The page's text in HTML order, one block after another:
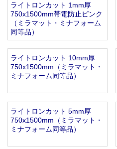
お知らせ
2025.12.11
年末年始休業のお知らせ...
お知らせ
夏季休業のお知らせ...
お知らせ
2024.2.27
全国へ確実・迅速に納品...
お知らせ
2024.2.27
ライトロンカット 1mm厚
750x1500mm帯電防止ピンク
（ミラマット・ミナフォーム
同等品）
ライトロンカット 10mm厚
750x1500mm（ミラマット・
ミナフォーム同等品）
ライトロンカット 5mm厚
750x1500mm（ミラマット・
ミナフォーム同等品）